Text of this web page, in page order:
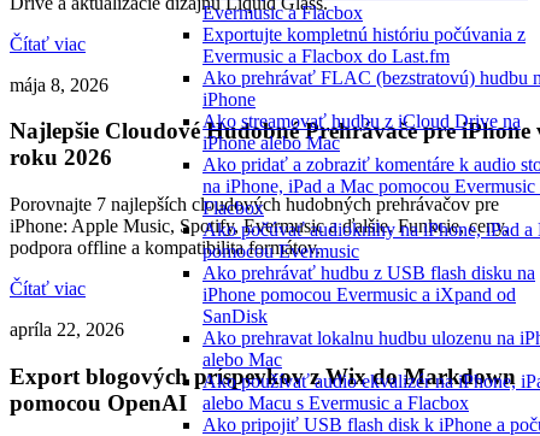
Evermusic a Flacbox
Exportujte kompletnú históriu počúvania z
Evermusic a Flacbox do Last.fm
Ako prehrávať FLAC (bezstratovú) hudbu
iPhone
Ako streamovať hudbu z iCloud Drive na
iPhone alebo Mac
Ako pridať a zobraziť komentáre k audio
na iPhone, iPad a Mac pomocou Evermusic
Flacbox
Ako počúvať audioknihy na iPhone, iPad a
pomocou Evermusic
Ako prehrávať hudbu z USB flash disku na
iPhone pomocou Evermusic a iXpand od
SanDisk
Ako prehravat lokalnu hudbu ulozenu na
alebo Mac
Ako používať audio ekvalizér na iPhone,
alebo Macu s Evermusic a Flacbox
Ako pripojiť USB flash disk k iPhone a
Čítať viac
mája 8, 2026
Najlepšie Cloudové Hudobné Prehrávače pre iPhone
roku 2026
Porovnajte 7 najlepších cloudových hudobných prehrávačov pre
iPhone: Apple Music, Spotify, Evermusic a ďalšie. Funkcie, ceny,
podpora offline a kompatibilita formátov.
Čítať viac
apríla 22, 2026
Export blogových príspevkov z Wix do Markdown
pomocou OpenAI